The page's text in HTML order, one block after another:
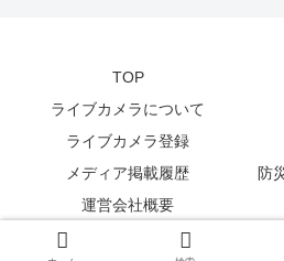
TOP
ライブカメラについて
ライブカメラ登録
メディア掲載履歴
防
運営会社概要
© 2014-2026 zetta